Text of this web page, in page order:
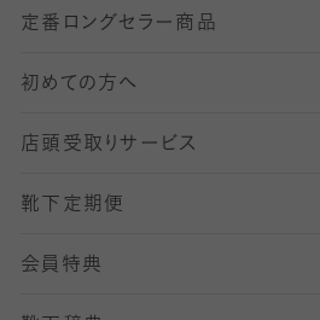
7 分丈 レギンス
8分丈 レギンス
10分丈 レギンス
12分丈レギンス
13分丈レギンス
スーツカジュアルソックス・靴下
ロングホーズ
サッカー・フットサル用ソックス
ヨガソックス・靴下
スポーツ用レッグウォーマー
SSサイズ（21～23cm）
Sサイズ（22～25cm）
加圧・着圧ソックス
冷えとり靴下
着圧・加圧タイツ
むくみ対策
足の疲れ対策
定番ロングセラー商品
初めての方へ
店頭受取りサービス
靴下定期便
会員特典